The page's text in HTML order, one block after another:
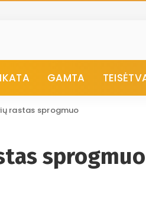
GAMTA
rastas sprogmuo
sprogmuo